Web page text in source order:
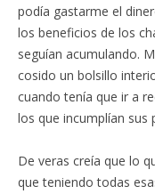
podía gastarme el
los beneficios de los
seguían acumulando.
cosido un bolsillo
cuando tenía que ir a
los que incumplían sus
De veras creía que lo
que teniendo todas